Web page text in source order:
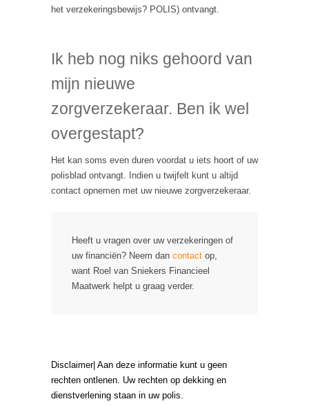
het verzekeringsbewijs? POLIS) ontvangt.
Ik heb nog niks gehoord van
mijn nieuwe
zorgverzekeraar. Ben ik wel
overgestapt?
Het kan soms even duren voordat u iets hoort of uw
polisblad ontvangt. Indien u twijfelt kunt u altijd
contact opnemen met uw nieuwe zorgverzekeraar.
Heeft u vragen over uw verzekeringen of
uw financiën? Neem dan contact op,
want Roel van Sniekers Financieel
Maatwerk helpt u graag verder.
Disclaimer| Aan deze informatie kunt u geen
rechten ontlenen. Uw rechten op dekking en
dienstverlening staan in uw polis.